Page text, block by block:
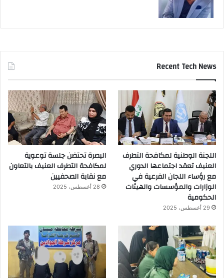
Recent Tech News
اللجنة الوطنية لمكافحة التطرف
العنيف تعقد اجتماعها الدوري
مع رؤساء اللجان الفرعية في
الوزارات والمؤسسات والهيئات
الحكومية
29 أغسطس، 2025
البصرة تحتضن جلسة توعوية
لمكافحة التطرف العنيف بالتعاون
مع نقابة الصحفيين
28 أغسطس، 2025